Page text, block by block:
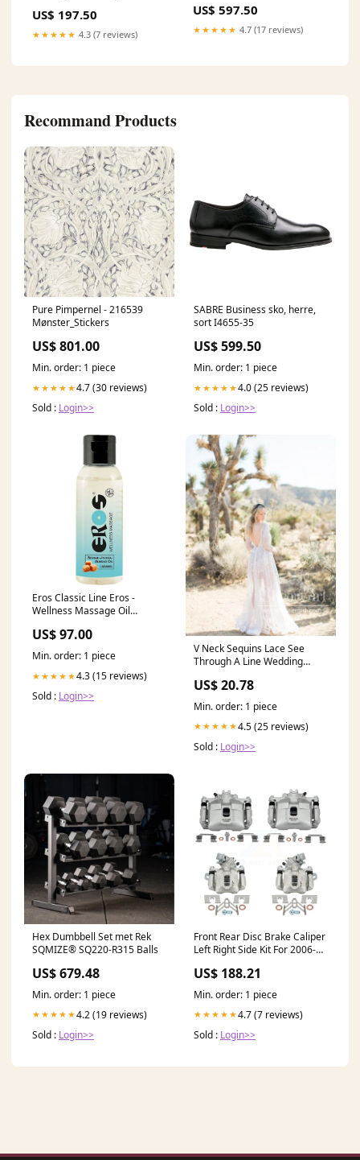
US$ 197.50
★★★★★ 4.3 (7 reviews)
US$ 597.50
★★★★★ 4.7 (17 reviews)
Recommand Products
Pure Pimpernel - 216539
Mønster_Stickers
US$ 801.00
Min. order: 1 piece
★★★★★4.7 (30 reviews)
Sold : Login>>
SABRE Business sko, herre,
sort I4655-35
US$ 599.50
Min. order: 1 piece
★★★★★4.0 (25 reviews)
Sold : Login>>
Eros Classic Line Eros -
Wellness Massage Oil
US$ 97.00
Min. order: 1 piece
★★★★★4.3 (15 reviews)
Sold : Login>>
V Neck Sequins Lace See
Through A Line Wedding
AWD1840
US$ 20.78
Min. order: 1 piece
★★★★★4.5 (25 reviews)
Sold : Login>>
Hex Dumbbell Set met Rek
SQMIZE® SQ220-R315 Balls
US$ 679.48
Min. order: 1 piece
★★★★★4.2 (19 reviews)
Sold : Login>>
Front Rear Disc Brake Caliper
Left Right Side Kit For 2006-
2001-1
US$ 188.21
Min. order: 1 piece
★★★★★4.7 (7 reviews)
Sold : Login>>